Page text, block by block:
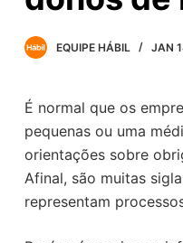
e
o
EQUIPE HÁBIL JAN
É normal que os
pequenas ou uma
orientações sobre
Afinal, são muitas
representam